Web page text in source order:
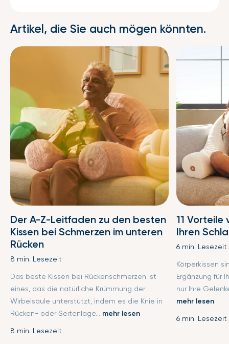
Artikel, die Sie auch mögen könnten.
Der A-Z-Leitfaden zu den besten
Kissen bei Schmerzen im unteren
Rücken
8 min. Lesezeit
Das beste Kissen bei Rückenschmerzen ist
eines, das die natürliche Krümmung der
Wirbelsäule unterstützt, indem es die Knie in
Rücken- oder Seitenlage... mehr lesen
8 min. Lesezeit
11 Vorteile
Ihren
6 min. Lesezeit
Körperkissen
Ergänzung für
nur Ihre
mehr lesen
6 min. Lesezeit